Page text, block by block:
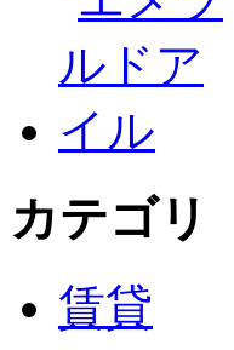
カテゴリ
賃貸